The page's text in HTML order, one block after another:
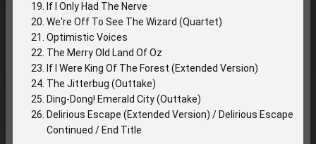
If I Only Had The Nerve
We're Off To See The Wizard (Quartet)
Optimistic Voices
The Merry Old Land Of Oz
If I Were King Of The Forest (Extended Version)
The Jitterbug (Outtake)
Ding-Dong! Emerald City (Outtake)
Delirious Escape (Extended Version) / Delirious Escape
Continued / End Title